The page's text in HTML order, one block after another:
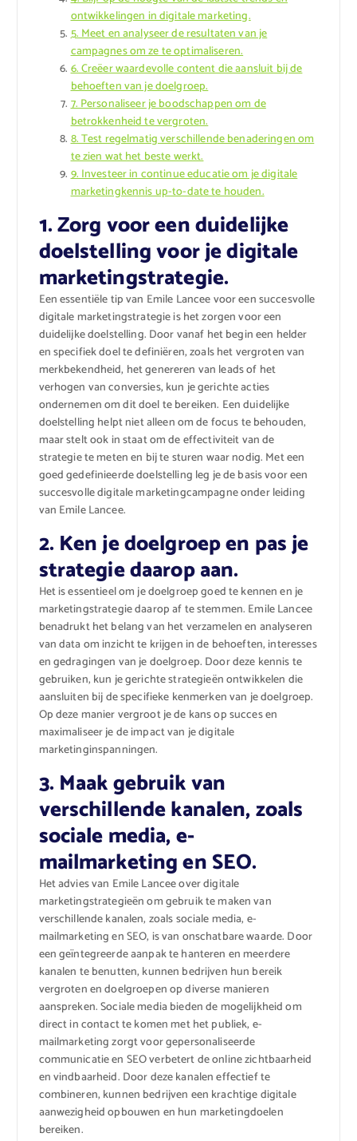
ontwikkelingen in digitale marketing.
5. Meet en analyseer de resultaten van je
campagnes om ze te optimaliseren.
6. Creëer waardevolle content die aansluit bij de
behoeften van je doelgroep.
7. Personaliseer je boodschappen om de
betrokkenheid te vergroten.
8. Test regelmatig verschillende benaderingen om
te zien wat het beste werkt.
9. Investeer in continue educatie om je digitale
marketingkennis up-to-date te houden.
1. Zorg voor een duidelijke
doelstelling voor je digitale
marketingstrategie.
Een essentiële tip van Emile Lancee voor een succesvolle
digitale marketingstrategie is het zorgen voor een
duidelijke doelstelling. Door vanaf het begin een helder
en specifiek doel te definiëren, zoals het vergroten van
merkbekendheid, het genereren van leads of het
verhogen van conversies, kun je gerichte acties
ondernemen om dit doel te bereiken. Een duidelijke
doelstelling helpt niet alleen om de focus te behouden,
maar stelt ook in staat om de effectiviteit van de
strategie te meten en bij te sturen waar nodig. Met een
goed gedefinieerde doelstelling leg je de basis voor een
succesvolle digitale marketingcampagne onder leiding
van Emile Lancee.
2. Ken je doelgroep en pas je
strategie daarop aan.
Het is essentieel om je doelgroep goed te kennen en je
marketingstrategie daarop af te stemmen. Emile Lancee
benadrukt het belang van het verzamelen en analyseren
van data om inzicht te krijgen in de behoeften, interesses
en gedragingen van je doelgroep. Door deze kennis te
gebruiken, kun je gerichte strategieën ontwikkelen die
aansluiten bij de specifieke kenmerken van je doelgroep.
Op deze manier vergroot je de kans op succes en
maximaliseer je de impact van je digitale
marketinginspanningen.
3. Maak gebruik van
verschillende kanalen, zoals
sociale media, e-
mailmarketing en SEO.
Het advies van Emile Lancee over digitale
marketingstrategieën om gebruik te maken van
verschillende kanalen, zoals sociale media, e-
mailmarketing en SEO, is van onschatbare waarde. Door
een geïntegreerde aanpak te hanteren en meerdere
kanalen te benutten, kunnen bedrijven hun bereik
vergroten en doelgroepen op diverse manieren
aanspreken. Sociale media bieden de mogelijkheid om
direct in contact te komen met het publiek, e-
mailmarketing zorgt voor gepersonaliseerde
communicatie en SEO verbetert de online zichtbaarheid
en vindbaarheid. Door deze kanalen effectief te
combineren, kunnen bedrijven een krachtige digitale
aanwezigheid opbouwen en hun marketingdoelen
bereiken.